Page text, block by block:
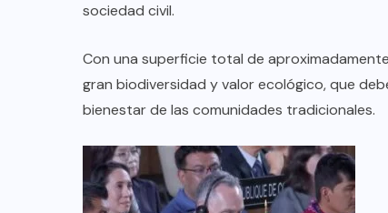
sociedad civil.
Con una superficie total de
gran biodiversidad y valor ecológico, que
bienestar de las comunidades tradicionales.